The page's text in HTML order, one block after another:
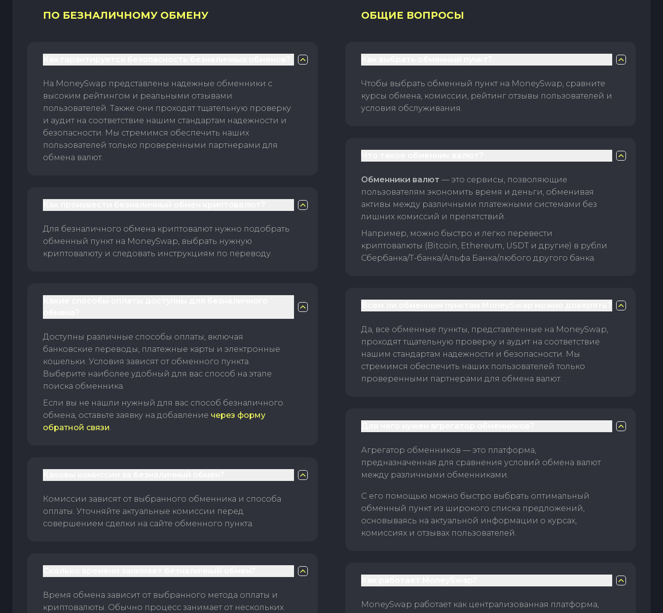
ПО БЕЗНАЛИЧНОМУ ОБМЕНУ
На MoneySwap представлены надежные обменники с
высоким рейтингом и реальными отзывами
пользователей. Также они проходят тщательную проверку
и аудит на соответствие нашим стандартам надежности и
безопасности. Мы стремимся обеспечить наших
пользователей только проверенными партнерами для
обмена валют.
Для безналичного обмена криптовалют нужно подобрать
обменный пункт на MoneySwap, выбрать нужную
криптовалюту и следовать инструкциям по переводу.
Доступны различные способы оплаты, включая
банковские переводы, платежные карты и электронные
кошельки. Условия зависят от обменного пункта.
Выберите наиболее удобный для вас способ на этапе
поиска обменника.
Если вы не нашли нужный для вас способ безналичного
обмена, оставьте заявку на добавление через форму
обратной связи.
Комиссии зависят от выбранного обменника и способа
оплаты. Уточняйте актуальные комиссии перед
совершением сделки на сайте обменного пункта.
Время обмена зависит от выбранного метода оплаты и
криптовалюты. Обычно процесс занимает от нескольких
ОБЩИЕ ВОПРОСЫ
Чтобы выбрать обменный пункт на MoneySwap, сравните
курсы обмена, комиссии, рейтинг отзывы пользователей и
условия обслуживания.
Обменники валют — это сервисы, позволяющие
пользователям экономить время и деньги, обменивая
активы между различными платежными системами без
лишних комиссий и препятствий.
Например, можно быстро и легко перевести
криптовалюты (Bitcoin, Ethereum, USDT и другие) в рубли
Сбербанка/Т-банка/Альфа Банка/любого другого банка.
Да, все обменные пункты, представленные на MoneySwap,
проходят тщательную проверку и аудит на соответствие
нашим стандартам надежности и безопасности. Мы
стремимся обеспечить наших пользователей только
проверенными партнерами для обмена валют.
Агрегатор обменников — это платформа,
предназначенная для сравнения условий обмена валют
между различными обменниками.
С его помощью можно быстро выбрать оптимальный
обменный пункт из широкого списка предложений,
основываясь на актуальной информации о курсах,
комиссиях и отзывах пользователей.
MoneySwap работает как централизованная платформа,